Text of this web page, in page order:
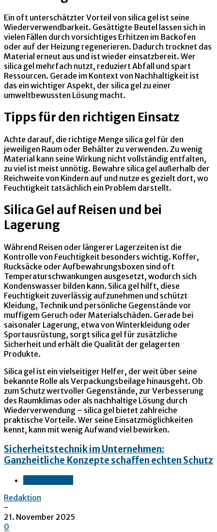
Ein oft unterschätzter Vorteil von silica gel ist seine
Wiederverwendbarkeit. Gesättigte Beutel lassen sich in
vielen Fällen durch vorsichtiges Erhitzen im Backofen
oder auf der Heizung regenerieren. Dadurch trocknet das
Material erneut aus und ist wieder einsatzbereit. Wer
silica gel mehrfach nutzt, reduziert Abfall und spart
Ressourcen. Gerade im Kontext von Nachhaltigkeit ist
das ein wichtiger Aspekt, der silica gel zu einer
umweltbewussten Lösung macht.
Tipps für den richtigen Einsatz
Achte darauf, die richtige Menge silica gel für den
jeweiligen Raum oder Behälter zu verwenden. Zu wenig
Material kann seine Wirkung nicht vollständig entfalten,
zu viel ist meist unnötig. Bewahre silica gel außerhalb der
Reichweite von Kindern auf und nutze es gezielt dort, wo
Feuchtigkeit tatsächlich ein Problem darstellt.
Silica Gel auf Reisen und bei
Lagerung
Während Reisen oder längerer Lagerzeiten ist die
Kontrolle von Feuchtigkeit besonders wichtig. Koffer,
Rucksäcke oder Aufbewahrungsboxen sind oft
Temperaturschwankungen ausgesetzt, wodurch sich
Kondenswasser bilden kann. Silica gel hilft, diese
Feuchtigkeit zuverlässig aufzunehmen und schützt
Kleidung, Technik und persönliche Gegenstände vor
muffigem Geruch oder Materialschäden. Gerade bei
saisonaler Lagerung, etwa von Winterkleidung oder
Sportausrüstung, sorgt silica gel für zusätzliche
Sicherheit und erhält die Qualität der gelagerten
Produkte.
Silica gel ist ein vielseitiger Helfer, der weit über seine
bekannte Rolle als Verpackungsbeilage hinausgeht. Ob
zum Schutz wertvoller Gegenstände, zur Verbesserung
des Raumklimas oder als nachhaltige Lösung durch
Wiederverwendung – silica gel bietet zahlreiche
praktische Vorteile. Wer seine Einsatzmöglichkeiten
kennt, kann mit wenig Aufwand viel bewirken.
Sicherheitstechnik im Unternehmen:
Ganzheitliche Konzepte schaffen echten Schutz
Redaktion
-
21. November 2025
0